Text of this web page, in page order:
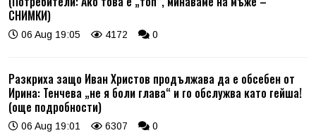
СНИМКИ)
06 Aug 19:05 4172 0
Разкриха защо Иван Христов продължава да е обсебен от
Ирина: Тенчева „не я боли глава“ и го обслужва като гейша!
(още подробности)
06 Aug 19:01 6307 0